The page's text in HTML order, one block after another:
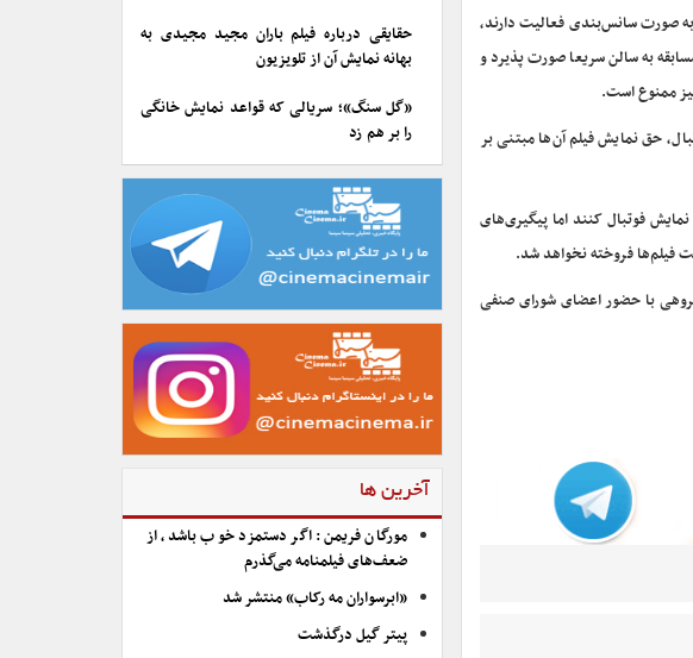
صورت سانس‌بندی فعالیت دارند،
به سالن سریعا صورت پذیرد و
ممنوع است.
حق نمایش فیلم آن‌ها مبتنی بر
فوتبال کنند اما پیگیری‌های
فیلم‌ها فروخته نخواهد شد.
با حضور اعضای شورای صنفی
حقایقی درباره فیلم باران مجید مجیدی به
بهانه نمایش آن از تلویزیون
«گل سنگ»؛ سریالی که قواعد نمایش خانگی
را بر هم زد
آخرین ها
مورگان فریمن: اگر دستمزد خوب باشد، از
ضعف‌های فیلمنامه می‌گذرم
«ابرسواران مه رکاب» منتشر شد
پیتر گیل درگذشت